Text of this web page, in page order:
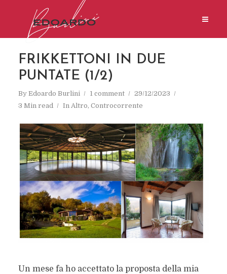
FRIKKETTONI IN DUE
PUNTATE (1/2)
By Edoardo Burlini 1 comment
29/12/2023
3 Min read
In Altro, Controcorrente
Un mese fa ho accettato la proposta della mia